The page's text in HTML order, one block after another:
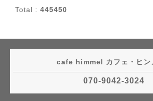
Total : 445450
cafe himmel カフェ・ヒン
070-9042-3024